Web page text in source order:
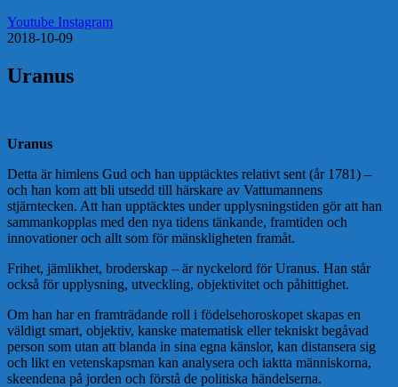
Youtube Instagram
2018-10-09
Uranus
Uranus
Detta är himlens Gud och han upptäcktes relativt sent (år 1781) –
och han kom att bli utsedd till härskare av Vattumannens
stjärntecken. Att han upptäcktes under upplysningstiden gör att han
sammankopplas med den nya tidens tänkande, framtiden och
innovationer och allt som för mänskligheten framåt.
Frihet, jämlikhet, broderskap – är nyckelord för Uranus. Han står
också för upplysning, utveckling, objektivitet och påhittighet.
Om han har en framträdande roll i födelsehoroskopet skapas en
väldigt smart, objektiv, kanske matematisk eller tekniskt begåvad
person som utan att blanda in sina egna känslor, kan distansera sig
och likt en vetenskapsman kan analysera och iaktta människorna,
skeendena på jorden och förstå de politiska händelserna.